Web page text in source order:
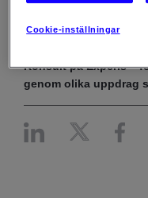
Konsult på Experis –
genom olika uppdrag
Cookie-inställningar